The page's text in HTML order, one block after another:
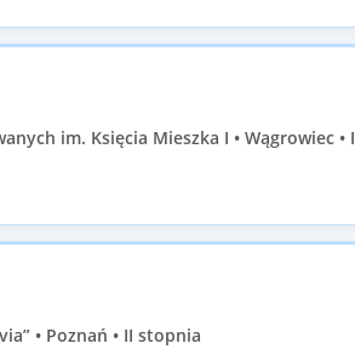
im. Księcia Mieszka I • Wągrowiec • I
• Poznań • II stopnia